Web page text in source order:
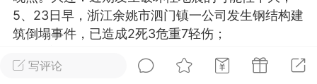
本/双效闪充，养出紧致小白脸！一、项
充小白罐 = 闪充大白肌（仪器）× 草本
产品）×极光嫩肤啫喱（产品）这是一套
护...写评论
5、23日早，浙江余姚市泗门镇一公司发生钢结构建
筑倒塌事件，已造成2死3危重7轻伤；
服务费和保证金；